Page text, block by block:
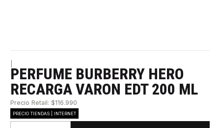
PERFUME BURBERRY HERO
RECARGA VARON EDT 200 ML
Precio Retail: $116.990
PRECIO TIENDAS | INTERNET